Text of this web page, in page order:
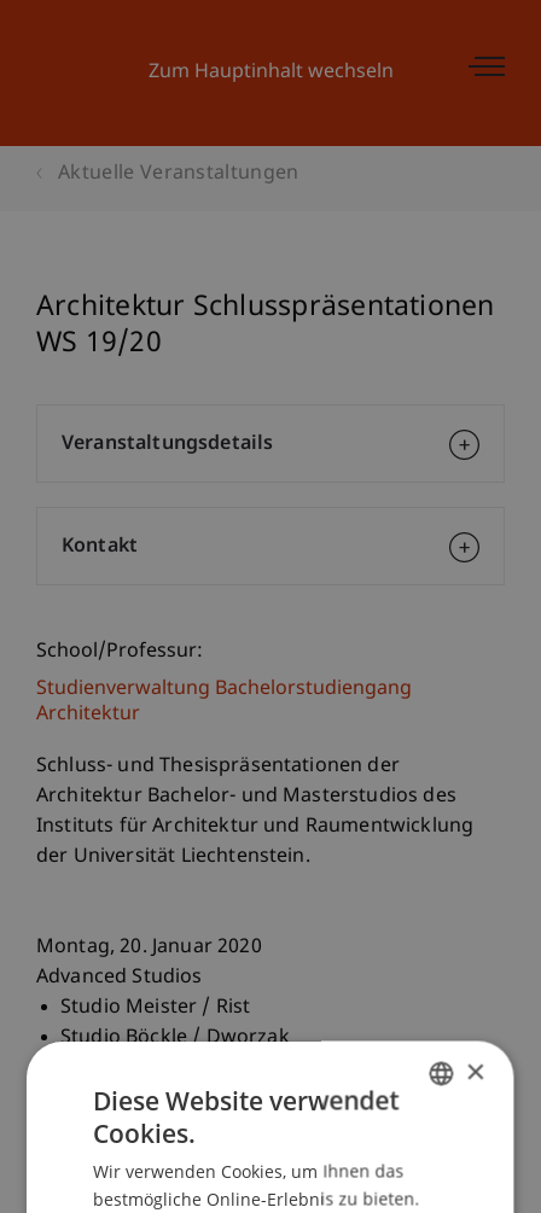
Zum Hauptinhalt wechseln
Aktuelle Veranstaltungen
Architektur Schlusspräsentationen
WS 19/20
School/Professur:
Studienverwaltung Bachelorstudiengang
Architektur
Schluss- und Thesispräsentationen der
Architektur Bachelor- und Masterstudios des
Instituts für Architektur und Raumentwicklung
der Universität Liechtenstein.
Montag, 20. Januar 2020
Advanced Studios
Studio Meister / Rist
Studio Böckle / Dworzak
Studio Faisst / Stockhammer
Studio Capaul / Alessi
09.00 - ca. 17.30 Uhr im Atelier, Auditorium und S7
Veranstaltungsdetails
Kontakt
×
Diese Website verwendet
Cookies.
Wir verwenden Cookies, um Ihnen das
bestmögliche Online-Erlebnis zu bieten.